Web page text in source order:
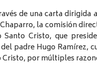
de una carta dirigida
Chaparro, la comisión
Cristo, que
padre Hugo Ramírez,
por múltiples